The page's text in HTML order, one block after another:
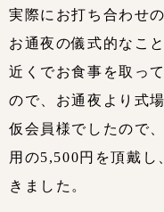
実際にお打ち合わせ
お通夜の儀式的なこ
近くでお食事を取っ
ので、お通夜より式
仮会員様でしたので
用の5,500円を頂戴し
きました。